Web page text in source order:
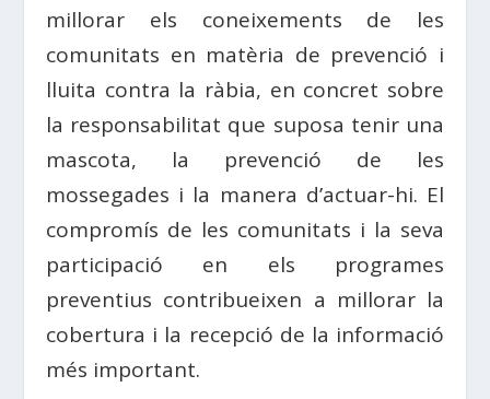
millorar els coneixements de les
comunitats en matèria de prevenció i
lluita contra la ràbia, en concret sobre
la responsabilitat que suposa tenir una
mascota, la prevenció de les
mossegades i la manera d’actuar-hi. El
compromís de les comunitats i la seva
participació en els programes
preventius contribueixen a millorar la
cobertura i la recepció de la informació
més important.